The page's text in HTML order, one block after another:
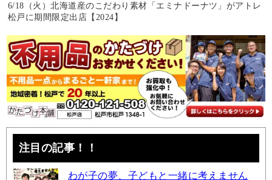
6/18（火）北海道産のこだわり素材「エミナドーナツ」がアトレ
松戸に期間限定出店【2024】
注目の記事！！
わが子の夢、子どもと一緒に考えません